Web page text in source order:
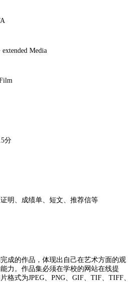
Media
分
明、成绩单、短文、推荐信等
成的作品，体现出自己在艺术方面的观
力。作品集必须在学校的网站在线提
格式为JPEG、PNG、GIF、TIF、TIFF、